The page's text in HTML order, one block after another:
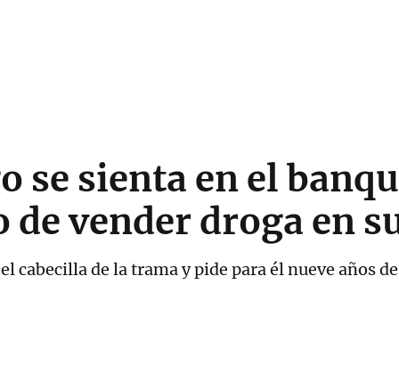
se sienta en el
de vender droga en
cabecilla de la trama y pide para él nueve años